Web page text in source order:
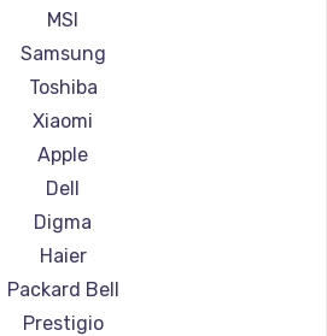
ноутбуков Philips
ноутбуков LG
Panasonic
ноутбуков Irbis
Thunderobot
ноутбуков Hasee
ноутбуков ZTE
ноутбуков Hiper
ноутбуков Evga
ноутбуков Google
MSI
Samsung
Toshiba
Xiaomi
Apple
Dell
Digma
Haier
Packard Bell
Prestigio